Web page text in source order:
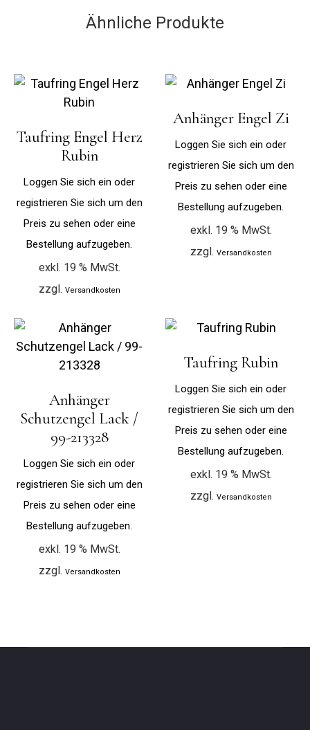
Ähnliche Produkte
Taufring Engel Herz
Rubin
Loggen Sie sich ein oder
registrieren Sie sich um den
Preis zu sehen oder eine
Bestellung aufzugeben.
exkl. 19 % MwSt.
zzgl. Versandkosten
Anhänger Engel Zi
Loggen Sie sich ein oder
registrieren Sie sich um den
Preis zu sehen oder eine
Bestellung aufzugeben.
exkl. 19 % MwSt.
zzgl. Versandkosten
Anhänger
Schutzengel Lack /
99-213328
Loggen Sie sich ein oder
registrieren Sie sich um den
Preis zu sehen oder eine
Bestellung aufzugeben.
exkl. 19 % MwSt.
zzgl. Versandkosten
Taufring Rubin
Loggen Sie sich ein oder
registrieren Sie sich um den
Preis zu sehen oder eine
Bestellung aufzugeben.
exkl. 19 % MwSt.
zzgl. Versandkosten